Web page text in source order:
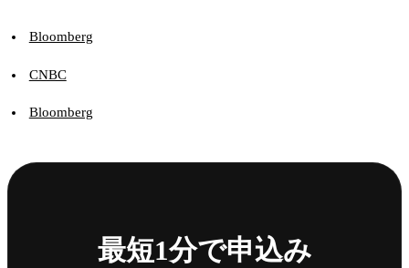
Bloomberg
CNBC
Bloomberg
最短1分で申込み